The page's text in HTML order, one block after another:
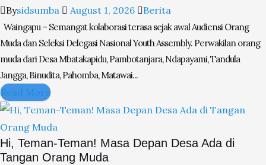
Bysidsumba August 1, 2026 Berita
Waingapu – Semangat kolaborasi terasa sejak awal Audiensi Orang
Muda dan Seleksi Delegasi Nasional Youth Assembly. Perwakilan orang
muda dari Desa Mbatakapidu, Pambotanjara, Ndapayami, Tandula
Jangga, Binudita, Pahomba, Matawai...
Read More
Hi, Teman-Teman! Masa Depan Desa Ada di
Tangan Orang Muda